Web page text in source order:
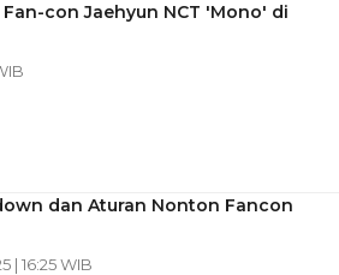
con Jaehyun NCT 'Mono' di
dan Aturan Nonton Fancon
| 16:25 WIB